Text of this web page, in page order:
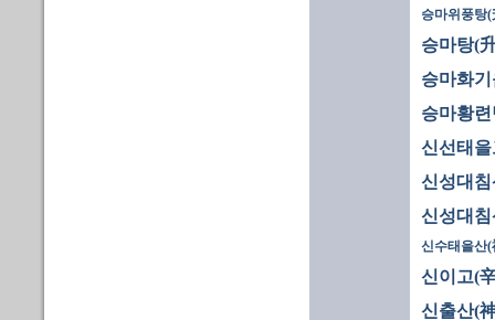
승마위풍탕
승마탕(
승마화
승마황
신선태
신성대
신성대
신수태을산
신이고(
신출산(